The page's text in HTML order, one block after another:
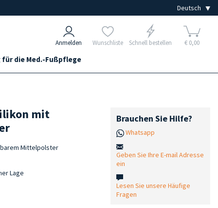
Anmelden Wunschliste Schnell bestellen € 0,00
für die Med.-Fußpflege
mit
Mittelpolster
Lage
Brauchen Sie Hilfe?
Whatsapp
Geben Sie Ihre E-mail Adresse
ein
Lesen Sie unsere Häufige
Fragen